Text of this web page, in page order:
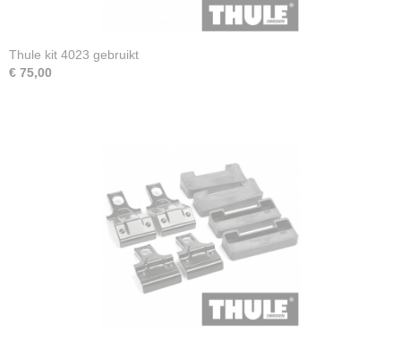
Thule kit 4023 gebruikt
€ 75,00